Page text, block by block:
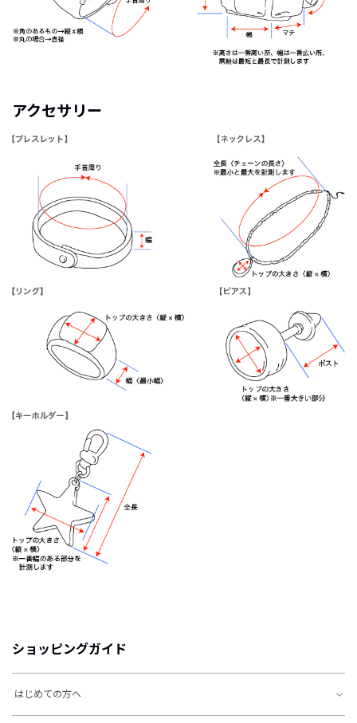
アクセサリー
ショッピングガイド
はじめての方へ